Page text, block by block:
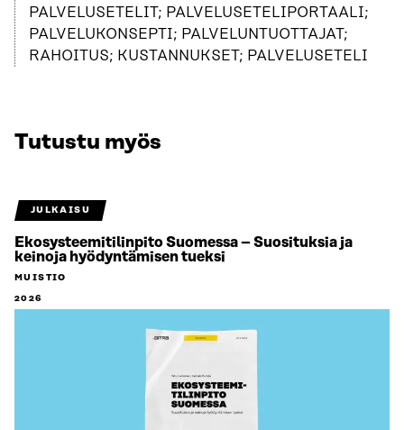
PALVELUSETELIT; PALVELUSETELIPORTAALI;
PALVELUKONSEPTI; PALVELUNTUOTTAJAT;
RAHOITUS; KUSTANNUKSET; PALVELUSETELI
Tutustu myös
JULKAISU
Ekosysteemitilinpito Suomessa – Suosituksia ja
keinoja hyödyntämisen tueksi
MUISTIO
2026